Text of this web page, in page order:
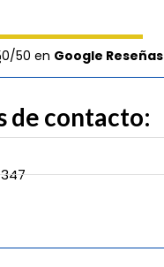
50 en Google Reseñas
de contacto: